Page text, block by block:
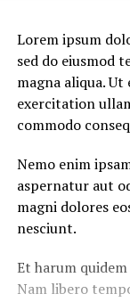
Lorem ipsum
sed do eiusmod
magna aliqua. Ut
exercitation
commodo
Nemo enim
aspernatur aut
magni dolores
nesciunt.
Et harum
Nam libero